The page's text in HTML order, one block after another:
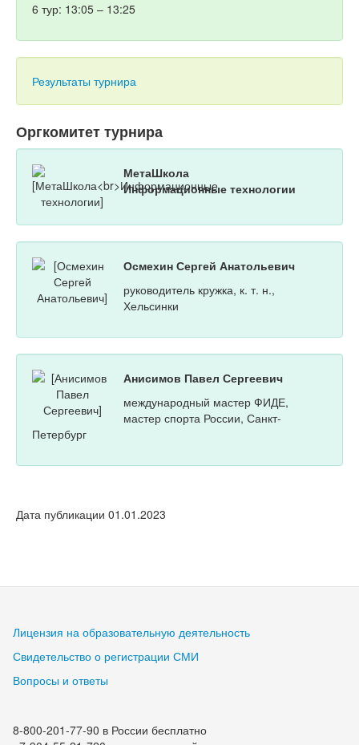
6 тур: 13:05 – 13:25
Результаты турнира
Оргкомитет турнира
МетаШкола
Информационные технологии
Осмехин Сергей Анатольевич
руководитель кружка, к. т. н.,
Хельсинки
Анисимов Павел Сергеевич
международный мастер ФИДЕ,
мастер спорта России, Санкт-
Петербург
Дата публикации 01.01.2023
Лицензия на образовательную деятельность
Свидетельство о регистрации СМИ
Вопросы и ответы
8-800-201-77-90 в России бесплатно